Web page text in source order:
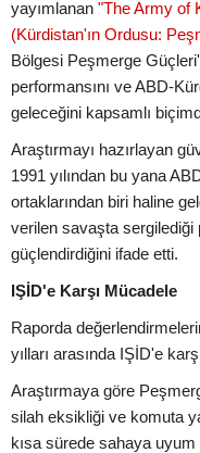
yayımlanan "The Army of
(Kürdistan'ın Ordusu:
Bölgesi Peşmerge
performansını ve ABD-
geleceğini kapsamlı
Araştırmayı hazırlayan
1991 yılından bu yana
ortaklarından biri haline
verilen savaşta sergilediği
güçlendirdiğini ifade etti.
IŞİD'e Karşı Mücadele
Raporda
yılları arasında IŞİD'e
Araştırmaya göre
silah eksikliği ve komuta
kısa sürede sahaya